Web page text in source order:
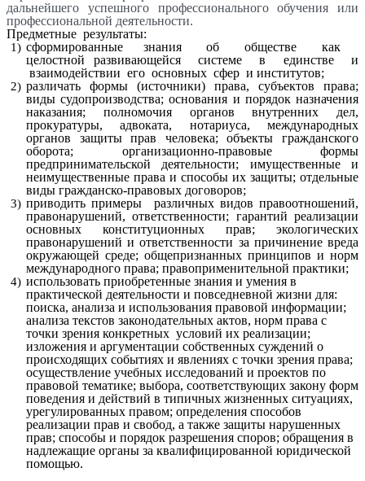
дальнейшего успешного профессионального обучения или
профессиональной деятельности.
Предметные результаты:
сформированные знания об обществе как
целостной развивающейся системе в единстве и
взаимодействии его основных сфер и институтов;
различать
формы (источники) права, субъектов права;
виды судопроизводства; основания и порядок назначения
наказания; полномочия органов внутренних дел,
прокуратуры, адвоката, нотариуса, международных
органов защиты прав человека; объекты гражданского
оборота; организационно-правовые формы
предпринимательской деятельности; имущественные и
неимущественные права и способы их защиты; отдельные
виды гражданско-правовых договоров;
приводить примеры различных видов правоотношений,
правонарушений, ответственности; гарантий реализации
основных конституционных прав; экологических
правонарушений и ответственности за причинение вреда
окружающей среде; общепризнанных принципов и норм
международного права; правоприменительной практики;
использовать приобретенные знания и умения в
практической деятельности и повседневной жизни для:
поиска, анализа и использования правовой информации;
анализа текстов законодательных актов, норм права с
точки зрения конкретных условий их реализации;
изложения и аргументации собственных суждений о
происходящих событиях и явлениях с точки зрения права;
осуществление учебных исследований и проектов по
правовой тематике; выбора, соответствующих закону форм
поведения и действий в типичных жизненных ситуациях,
урегулированных правом; определения способов
реализации прав и свобод, а также защиты нарушенных
прав; способы и порядок разрешения споров; обращения в
надлежащие органы за квалифицированной юридической
помощью.